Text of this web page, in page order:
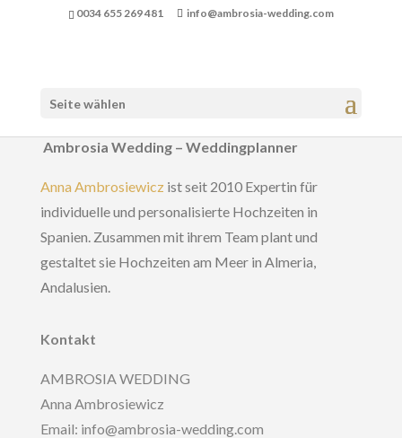
0034 655 269 481 info@ambrosia-wedding.com
Seite wählen
Ambrosia Wedding – Weddingplanner
Anna Ambrosiewicz ist seit 2010 Expertin für
individuelle und personalisierte Hochzeiten in
Spanien. Zusammen mit ihrem Team plant und
gestaltet sie Hochzeiten am Meer in Almeria,
Andalusien.
Kontakt
AMBROSIA WEDDING
Anna Ambrosiewicz
Email: info@ambrosia-wedding.com